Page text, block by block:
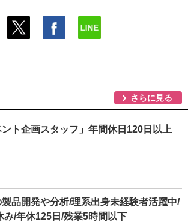
さらに見る
ト企画スタッフ」年間休日120日以上
品開発や分析/理系出身未経験者活躍中/
み/年休125日/残業5時間以下